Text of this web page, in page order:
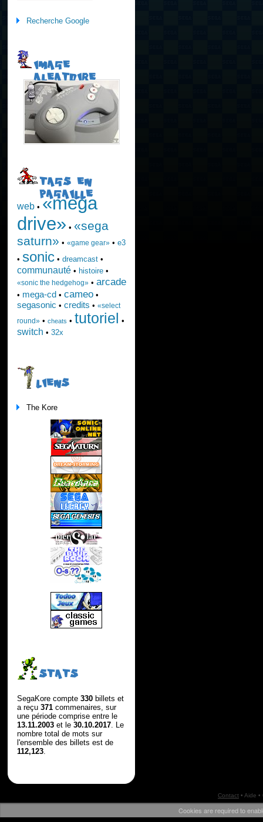
Recherche Google
IMAGE
ALEATOIRE
TAGS EN
PAGAILLE
web• «mega
drive» • «sega
saturn» • «game gear»• e3
• sonic• dreamcast•
communauté• histoire•
«sonic the hedgehog»• arcade
• mega-cd • cameo•
segasonic • credits • «select
round»• cheats • tutoriel •
switch • 32x
LIENS
The Kore
STATS
SegaKore compte 330billets et
a reçu 371commenaires, sur
une période comprise entre le
13.11.2003et le 30.10.2017. Le
nombre total de mots sur
l'ensemble des billets est de
112,123.
Contact• Aide •
Cookies are required to